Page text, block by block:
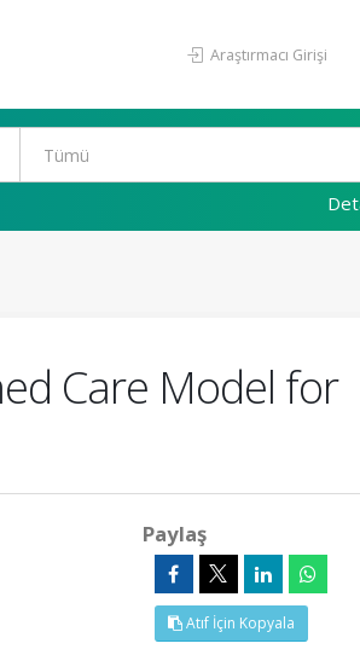
Araştırmacı Girişi
Care Model for
Paylaş
Atıf İçin Kopyala